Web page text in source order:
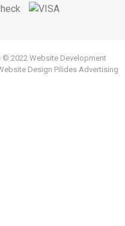
© 2022 Website Development
Design Pilides Advertising